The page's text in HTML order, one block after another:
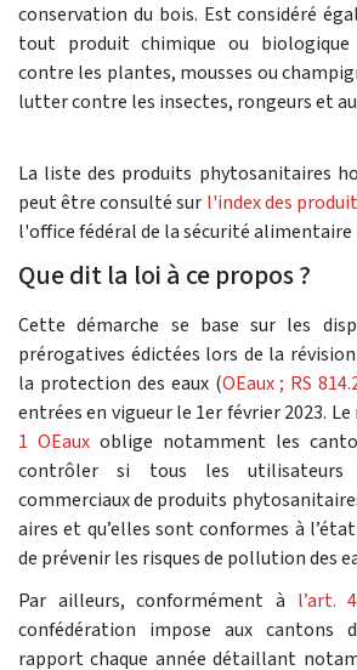
conservation du bois. Est considéré
tout produit chimique ou
contre les plantes, mousses ou
lutter contre les insectes, rongeurs et
La liste des produits phytosanitaires
peut être consulté sur l'index des
l'office fédéral de la sécurité alimentaire
Que dit la loi à ce propos ?
Cette démarche se base sur les
prérogatives édictées lors de la
la protection des eaux (OEaux ; RS
entrées en vigueur le 1er février 2023.
1 OEaux oblige notamment les
contrôler si tous les utilisateurs
commerciaux de produits
aires et qu’elles sont conformes à
de prévenir les risques de pollution des
Par ailleurs, conformément à l’art.
confédération impose aux
rapport chaque année détaillant